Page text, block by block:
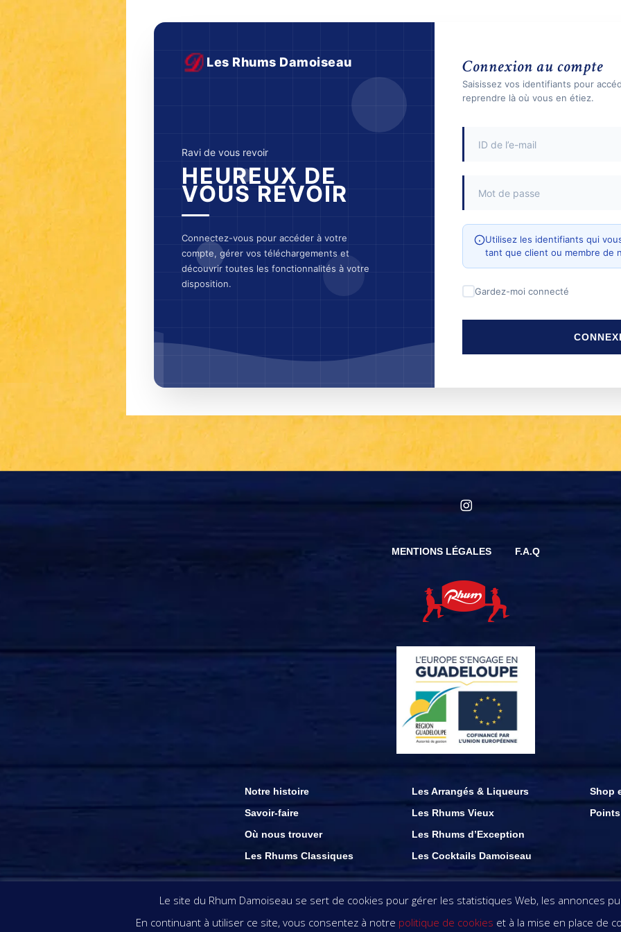
Les Rhums Damoiseau
Ravi de vous revoir
HEUREUX DE
VOUS REVOIR
Connectez-vous pour accéder à votre
compte, gérer vos téléchargements et
découvrir toutes les fonctionnalités à votre
disposition.
Connexion au compte
Saisissez vos identifiants pour
reprendre là où vous en étiez.
Utilisez les identifiants qui
tant que client ou membre de
Gardez-moi connecté
MENTIONS LÉGALES F.A.Q
Notre histoire
Savoir-faire
Où nous trouver
Les Rhums Classiques
Les Arrangés & Liqueurs
Les Rhums Vieux
Les Rhums d’Exception
Les Cocktails Damoiseau
Shop
L’ABUS D’ALCOOL EST DANGEREUX POUR LA SANTÉ. DÉGUSTEZ
Le site du Rhum Damoiseau se sert de cookies pour gérer les statistiques Web, les annonces
En continuant à utiliser ce site, vous consentez à notre politique de cookies et à la mise en place de